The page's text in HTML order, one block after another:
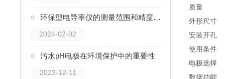
环保型电导率仪的测量范围和精度选择
2024-02-02
污水pH电极在环境保护中的重要性
2023-12-11
质量
外形尺寸
安装开孔
使用条件
电极
数据功能